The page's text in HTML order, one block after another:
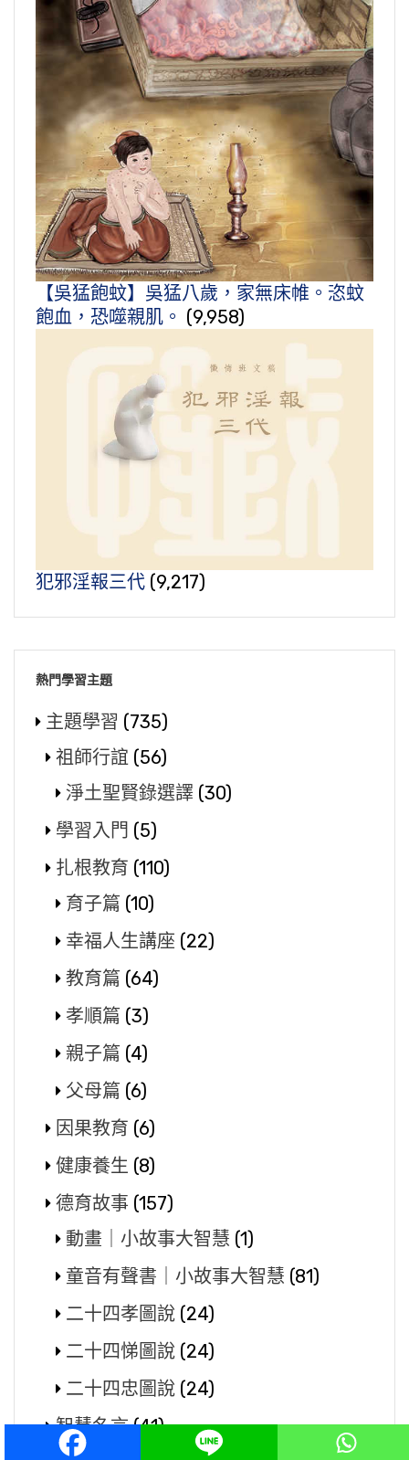
【吳猛飽蚊】吳猛八歲，家無床帷。恣蚊
飽血，恐噬親肌。 (9,958)
犯邪淫報三代 (9,217)
熱門學習主題
主題學習 (735)
祖師行誼 (56)
淨土聖賢錄選譯 (30)
學習入門 (5)
扎根教育 (110)
育子篇 (10)
幸福人生講座 (22)
教育篇 (64)
孝順篇 (3)
親子篇 (4)
父母篇 (6)
因果教育 (6)
健康養生 (8)
德育故事 (157)
動畫｜小故事大智慧 (1)
童音有聲書｜小故事大智慧 (81)
二十四孝圖說 (24)
二十四悌圖說 (24)
二十四忠圖說 (24)
智慧名言(41)